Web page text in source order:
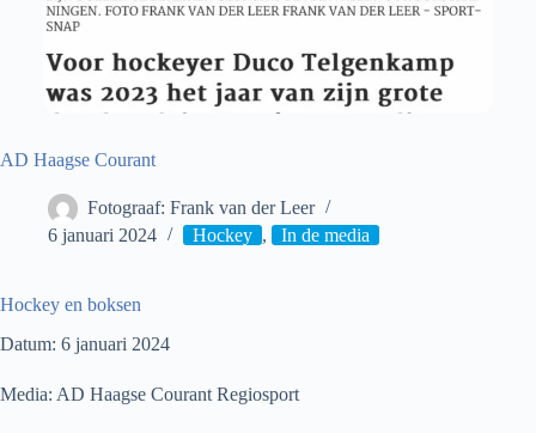
AD Haagse Courant
Fotograaf: Frank van der Leer
6 januari 2024
Hockey , In de media
Hockey en boksen
Datum: 6 januari 2024
Media: AD Haagse Courant Regiosport